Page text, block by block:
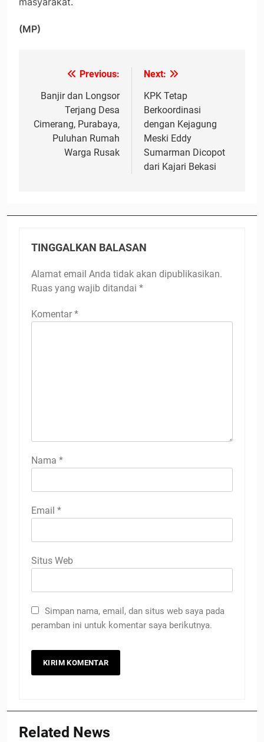
(MP)
Navigasi
pos
Previous:
Banjir dan Longsor
Terjang Desa
Cimerang, Purabaya,
Puluhan Rumah
Warga Rusak
Next:
KPK Tetap
Berkoordinasi
dengan Kejagung
Meski Eddy
Sumarman Dicopot
dari Kajari Bekasi
TINGGALKAN BALASAN
Alamat email Anda tidak akan dipublikasikan.
Ruas yang wajib ditandai *
Komentar *
Nama *
Email *
Situs Web
Simpan nama, email, dan situs web saya pada
peramban ini untuk komentar saya berikutnya.
Related News